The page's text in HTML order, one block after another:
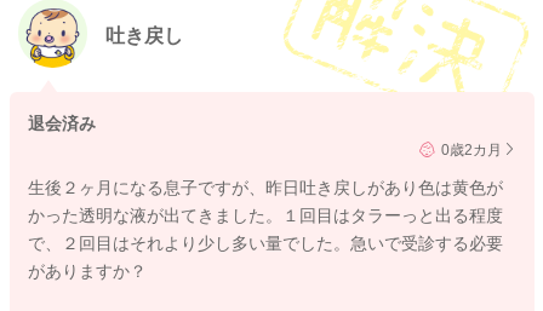
吐き戻し
退会済み
0歳2カ月
生後２ヶ月になる息子ですが、昨日吐き戻しがあり色は黄色が
かった透明な液が出てきました。１回目はタラーっと出る程度
で、２回目はそれより少し多い量でした。急いで受診する必要
がありますか？